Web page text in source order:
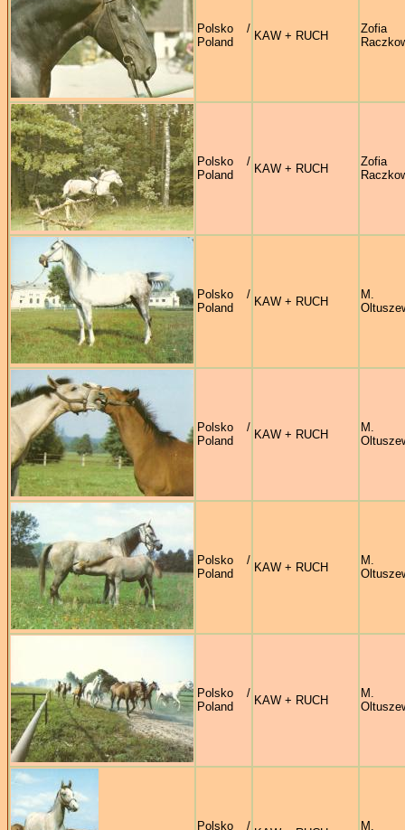
Polsko /
Poland
KAW + RUCH
Zofia
Polsko /
Poland
KAW + RUCH
Zofia
Polsko /
Poland
KAW + RUCH
M.
Polsko /
Poland
KAW + RUCH
M.
Polsko /
Poland
KAW + RUCH
M.
Polsko /
Poland
KAW + RUCH
M.
Polsko / M.